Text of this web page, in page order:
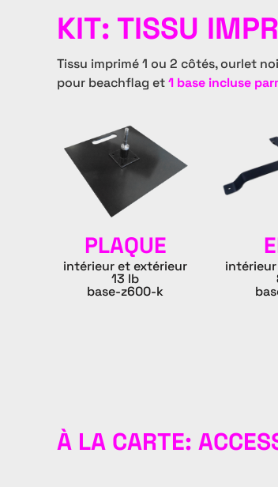
KIT: TISSU
Tissu imprimé 1 ou 2 côtés, ourlet
pour beachflag et1 base incluse
PLAQUE
intérieur et extérieur
13 lb
base-z600-k
À LA CARTE: